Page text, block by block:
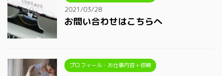
2021/03/28
お問い合わせはこちらへ
プロフィール・お仕事内容＋依頼